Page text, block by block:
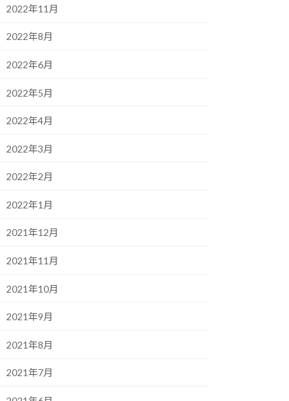
2022年11月
2022年8月
2022年6月
2022年5月
2022年4月
2022年3月
2022年2月
2022年1月
2021年12月
2021年11月
2021年10月
2021年9月
2021年8月
2021年7月